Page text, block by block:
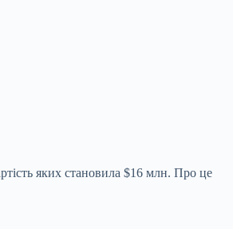
яких становила $16 млн. Про це